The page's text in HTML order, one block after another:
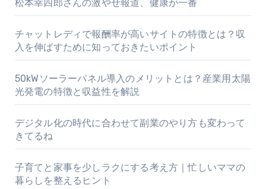
松本幸四郎さんの激やせ報道、健康が一番
チャットレディで報酬率が高いサイトの特徴とは？収
入を伸ばすために知っておきたいポイント
50kWソーラーパネル導入のメリットとは？産業用太陽
光発電の特徴と収益性を解説
デジタル化の時代に合わせて副業のやり方も変わって
きてるね
子育てと家事を少しラクにする考え方｜忙しいママの
暮らしを整えるヒント